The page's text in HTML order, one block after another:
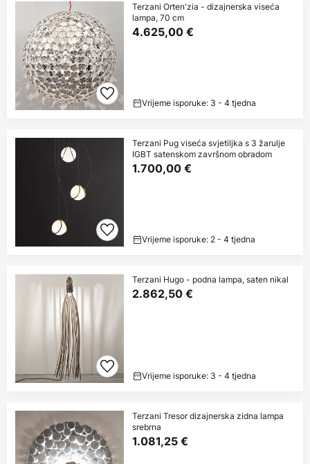
Terzani Orten'zia - dizajnerska viseća
lampa, 70 cm
4.625,00 €
Vrijeme isporuke: 3 - 4 tjedna
Terzani Pug viseća svjetiljka s 3 žarulje
IGBT satenskom završnom obradom
1.700,00 €
Vrijeme isporuke: 2 - 4 tjedna
Terzani Hugo - podna lampa, saten nikal
2.862,50 €
Vrijeme isporuke: 3 - 4 tjedna
Terzani Tresor dizajnerska zidna lampa
srebrna
1.081,25 €